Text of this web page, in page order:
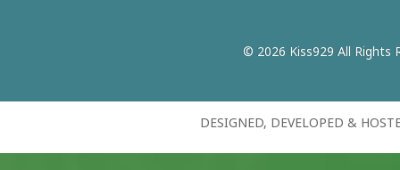
© 2026 Kiss929 All Rights
DESIGNED, DEVELOPED &